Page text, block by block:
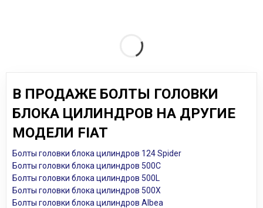
В ПРОДАЖЕ БОЛТЫ ГОЛОВКИ
БЛОКА ЦИЛИНДРОВ НА ДРУГИЕ
МОДЕЛИ FIAT
Болты головки блока цилиндров 124 Spider
Болты головки блока цилиндров 500C
Болты головки блока цилиндров 500L
Болты головки блока цилиндров 500X
Болты головки блока цилиндров Albea